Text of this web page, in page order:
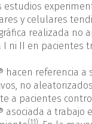
y celulares
realizada no
ni II en pacientes
hacen referencia
no
a pacientes
a trabajo